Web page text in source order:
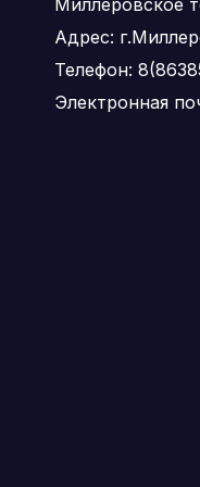
Миллеровское
Адрес:
Телефон:
Электронная